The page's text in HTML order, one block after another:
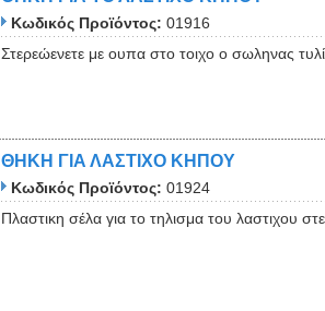
Κωδικός Προϊόντος: 01916
Στερεώενετε με ουπα στο τοιχο ο σωληνας
ΘΗΚΗ ΓΙΑ ΛΑΣΤΙΧΟ ΚΗΠΟΥ
Κωδικός Προϊόντος: 01924
Πλαστικη σέλα για το τηλισμα του λαστιχου